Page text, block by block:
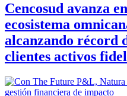
Cencosud avanza
ecosistema
alcanzando récord
clientes activos